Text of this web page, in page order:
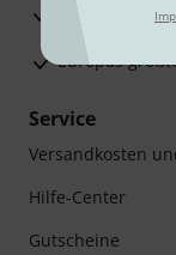
Europas
Service
Versandkosten
Hilfe-Center
Gutscheine